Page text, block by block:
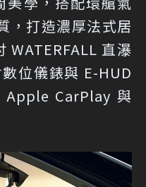
，打造濃厚法式居
WATERFALL 直瀑
位儀錶與 E-HUD
CarPlay 與